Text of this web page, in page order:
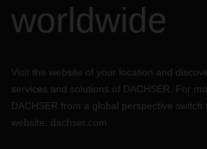
worldwide
Visit the website of your location and
services and solutions of DACHSER. For
DACHSER from a global perspective
website: dachser.com